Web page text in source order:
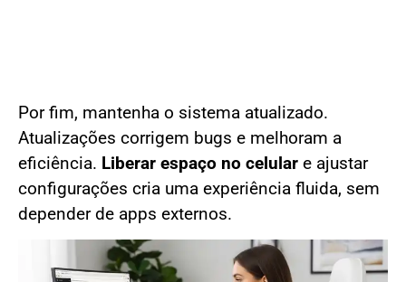
Por fim, mantenha o sistema atualizado.
Atualizações corrigem bugs e melhoram a
eficiência. Liberar espaço no celular e ajustar
configurações cria uma experiência fluida, sem
depender de apps externos.